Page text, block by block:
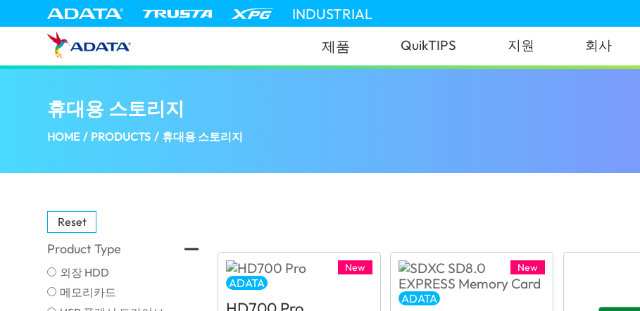
INDUSTRIAL
제품 QuikTIPS 지원 회사
휴대용 스토리지
HOME / PRODUCTS / 휴대용 스토리지
Reset
Product Type
외장 HDD
메모리카드
New
ADATA
New
ADATA